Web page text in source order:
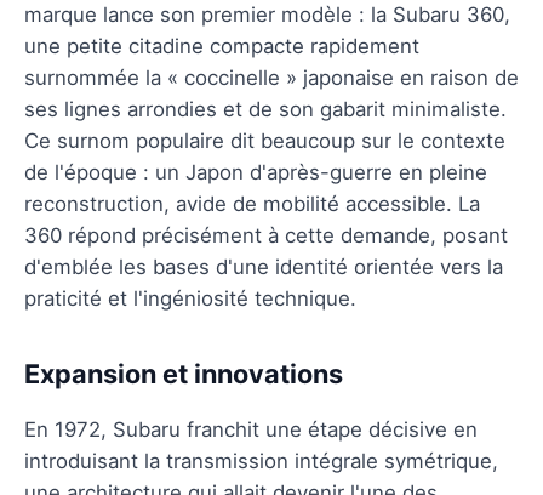
marque lance son premier modèle : la Subaru 360,
une petite citadine compacte rapidement
surnommée la « coccinelle » japonaise en raison de
ses lignes arrondies et de son gabarit minimaliste.
Ce surnom populaire dit beaucoup sur le contexte
de l'époque : un Japon d'après-guerre en pleine
reconstruction, avide de mobilité accessible. La
360 répond précisément à cette demande, posant
d'emblée les bases d'une identité orientée vers la
praticité et l'ingéniosité technique.
Expansion et innovations
En 1972, Subaru franchit une étape décisive en
introduisant la transmission intégrale symétrique,